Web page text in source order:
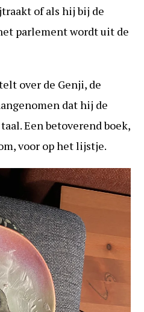
of als hij bij de
parlement wordt uit de
over de Genji, de
dat hij de
Een betoverend boek,
voor op het lijstje.